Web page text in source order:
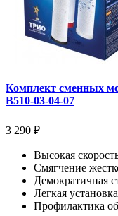
Комплект сменных
В510-03-04-07
3 290 ₽
Высокая
Смягчение
Демократичная
Легкая
Профилактика